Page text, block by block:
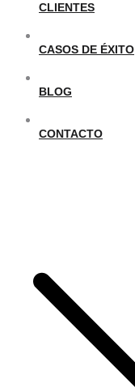
CLIENTES
CASOS DE ÉXITO
BLOG
CONTACTO